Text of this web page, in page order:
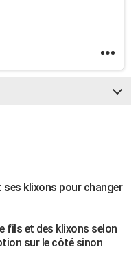
klixons pour changer
fils et des klixons selon
sur le côté sinon